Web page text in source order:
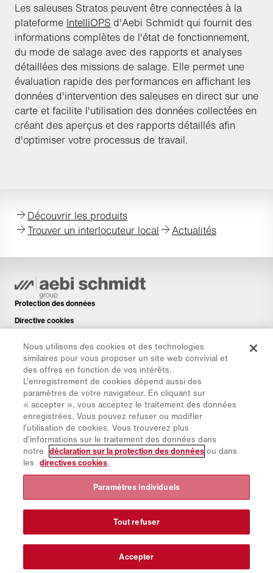
Les saleuses Stratos peuvent être connectées à la
plateforme IntelliOPS d'Aebi Schmidt qui fournit des
informations complètes de l'état de fonctionnement,
du mode de salage avec des rapports et analyses
détaillées des missions de salage. Elle permet une
évaluation rapide des performances en affichant les
données d'intervention des saleuses en direct sur une
carte et facilite l'utilisation des données collectées en
créant des aperçus et des rapports détaillés afin
d'optimiser votre processus de travail.
Découvrir les produits
Trouver un interlocuteur local
Actualités
Protection des données
Directive cookies
Avis de non-responsabilité
Newsletter
Pièces de rechange
Espace de téléchargement
Calculateur de CO₂
Calculateur de TCO
Sites & Revendeurs
Aperçu des groupes de produits
CollabHub Login
© 2026 Aebi Schmidt Group
Nous utilisons des cookies et des technologies
similaires pour vous proposer un site web convivial et
des offres en fonction de vos intérêts.
L’enregistrement de cookies dépend aussi des
paramètres de votre navigateur. En cliquant sur
« accepter », vous acceptez le traitement des données
enregistrées. Vous pouvez refuser ou modifier
l’utilisation de cookies. Vous trouverez plus
d’informations sur le traitement des données dans
notre déclaration sur la protection des données ou dans
les directives cookies.
Paramètres individuels
Tout refuser
Accepter